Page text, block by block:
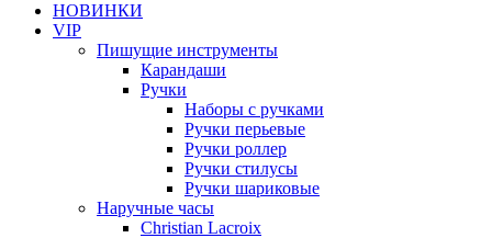
НОВИНКИ
VIP
Пишущие инструменты
Карандаши
Ручки
Наборы с ручками
Ручки перьевые
Ручки роллер
Ручки стилусы
Ручки шариковые
Наручные часы
Christian Lacroix